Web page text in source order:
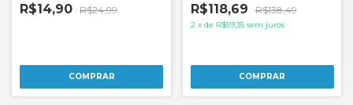
R$14,90 R$24,99 R$118,69 R$138,49
2 x de R$59,35 sem juros